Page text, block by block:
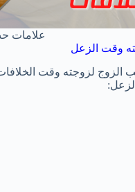
علامات
وقت الزعل
الزوج لزوجته وقت